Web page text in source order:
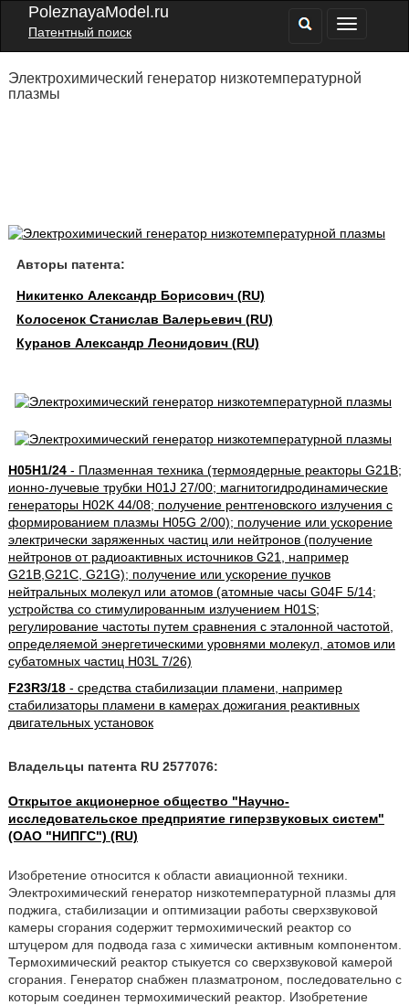
PoleznayaModel.ru
Патентный поиск
Электрохимический генератор низкотемпературной
плазмы
Авторы патента:
Никитенко Александр Борисович (RU)
Колосенок Станислав Валерьевич (RU)
Куранов Александр Леонидович (RU)
H05H1/24- Плазменная техника (термоядерные реакторы G21B;
ионно-лучевые трубки H01J 27/00; магнитогидродинамические
генераторы H02K 44/08; получение рентгеновского излучения с
формированием плазмы H05G 2/00); получение или ускорение
электрически заряженных частиц или нейтронов (получение
нейтронов от радиоактивных источников G21, например
G21B,G21C, G21G); получение или ускорение пучков
нейтральных молекул или атомов (атомные часы G04F 5/14;
устройства со стимулированным излучением H01S;
регулирование частоты путем сравнения с эталонной частотой,
определяемой энергетическими уровнями молекул, атомов или
субатомных частиц H03L 7/26)
F23R3/18- средства стабилизации пламени, например
стабилизаторы пламени в камерах дожигания реактивных
двигательных установок
Владельцы патента RU 2577076:
Открытое акционерное общество "Научно-
исследовательское предприятие гиперзвуковых систем"
(ОАО "НИПГС") (RU)
Изобретение относится к области авиационной техники.
Электрохимический генератор низкотемпературной плазмы для
поджига, стабилизации и оптимизации работы сверхзвуковой
камеры сгорания содержит термохимический реактор со
штуцером для подвода газа с химически активным компонентом.
Термохимический реактор стыкуется со сверхзвуковой камерой
сгорания. Генератор снабжен плазматроном, последовательно с
которым соединен термохимический реактор. Изобретение